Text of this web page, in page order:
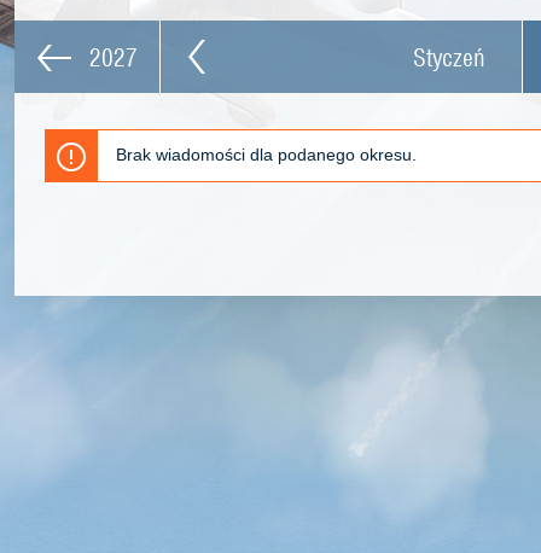
2027 Styczeń
Brak wiadomości dla podanego okresu.